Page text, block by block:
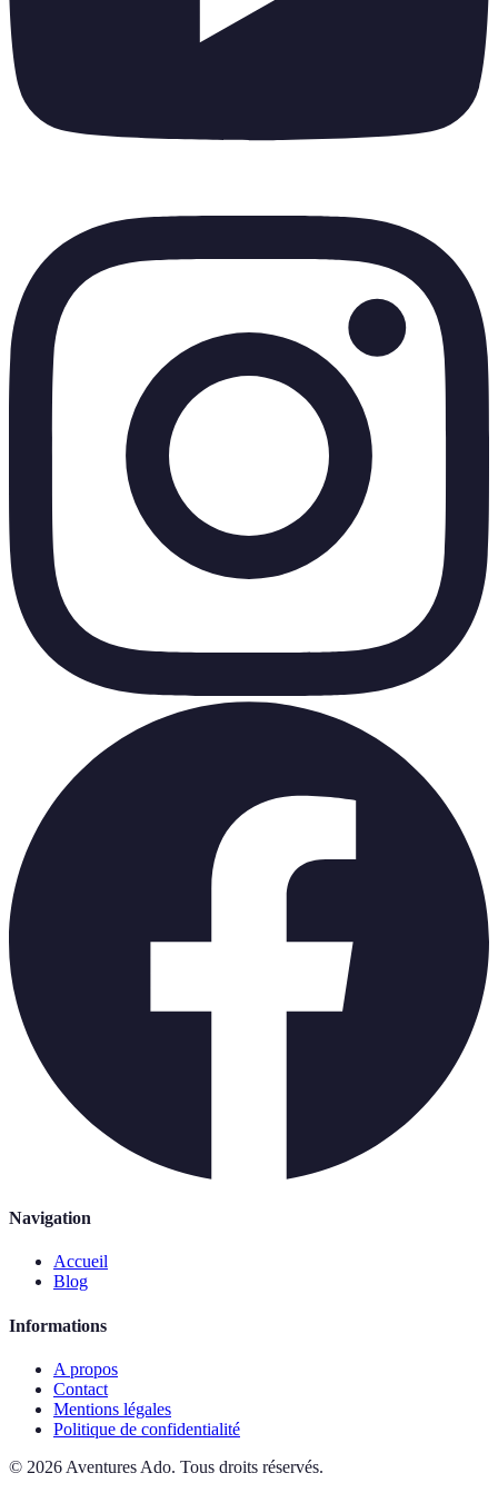
Navigation
Accueil
Blog
Informations
A propos
Contact
Mentions légales
Politique de confidentialité
© 2026 Aventures Ado. Tous droits réservés.